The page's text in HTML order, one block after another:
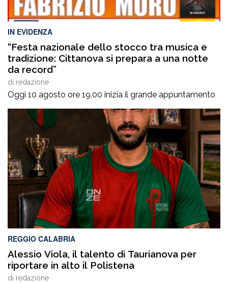
IN EVIDENZA
“Festa nazionale dello stocco tra musica e
tradizione: Cittanova si prepara a una notte
da record”
di redazione
Oggi 10 agosto ore 19,00 inizia il grande appuntamento
REGGIO CALABRIA
Alessio Viola, il talento di Taurianova per
riportare in alto il Polistena
di redazione